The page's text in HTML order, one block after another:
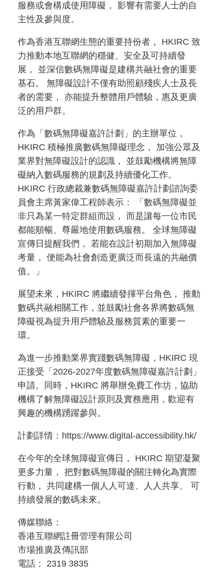
服務或會構成使用障礙， 影響有需要人士的自
主性及參與度。
作為香港互聯網生態的重要持份者， HKIRC 致
力推動本地互聯網的穩健、安全及可持續發
展， 並深信數碼無障礙是建構共融社會的重要
基石。 無障礙設計不僅有助照顧殘疾人士及長
者的需要， 亦能提升整體用戶體驗，惠及更廣
泛的用戶群。
作為「數碼無障礙嘉許計劃」的主辦單位，
HKIRC 積極推廣數碼無障礙理念， 加強公眾及
業界對無障礙設計的認識， 並鼓勵機構將無障
礙納入數碼服務的規劃及持續優化工作。
HKIRC 行政總裁兼數碼無障礙嘉許計劃諮詢委
員會主席黃家偉工程師表示： 「數碼無障礙並
非只為某一特定群組而設， 而是讓每一位市民
都能順暢、尊嚴地使用數碼服務。 全球無障礙
宣傳日提醒我們， 若能在設計初期加入無障礙
考量， 便能為社會創造更廣泛而長遠的共融價
值。」
展望未來，HKIRC 將繼續發揮平台角色， 推動
數碼共融相關工作，並鼓勵社會各界將數碼無
障礙視為提升用戶體驗及服務質素的重要一
環。
為進一步推動業界實踐數碼無障礙，HKIRC 現
正接受「2026-2027年度數碼無障礙嘉許計劃」
申請。同時，HKIRC 將舉辦免費工作坊，協助
機構了解無障礙設計原則及實務應用，歡迎有
興趣的機構踴躍參與。
計劃詳情：https://www.digital-accessibility.hk/
在今年的全球無障礙宣傳日， HKIRC 期望凝聚
更多力量， 把對數碼無障礙的關注轉化為實際
行動， 共同建構一個人人可達、人人共享、 可
持續發展的數碼未來。
傳媒聯絡：
香港互聯網註冊管理有限公司
市場推廣及傳訊部
電話： 2319 3835